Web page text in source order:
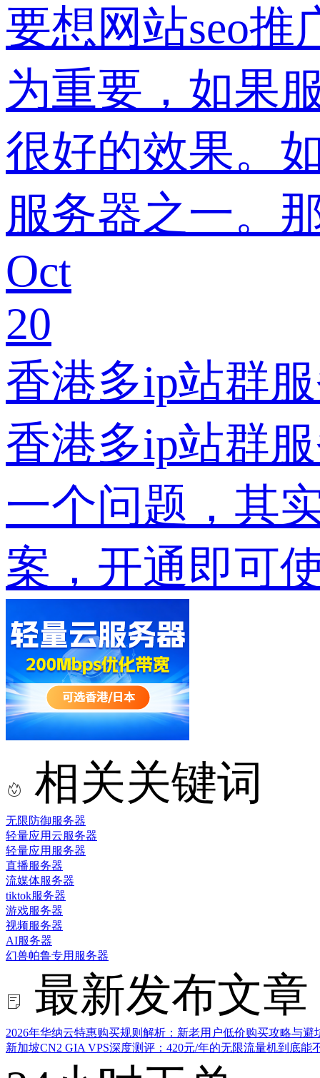
要想网站seo
为重要，如果
很好的效果。
服务器之一。
Oct
20
香港多ip站群
香港多ip站群
一个问题，其
案，开通即可
相关关键词
无限防御服务器
轻量应用云服务器
轻量应用服务器
直播服务器
流媒体服务器
tiktok服务器
游戏服务器
视频服务器
AI服务器
幻兽帕鲁专用服务器
最新发布文章
2026年华纳云特惠购买规则解析：新老用户低价购买攻略与避
新加坡CN2 GIA VPS深度测评：420元/年的无限流量机到底能